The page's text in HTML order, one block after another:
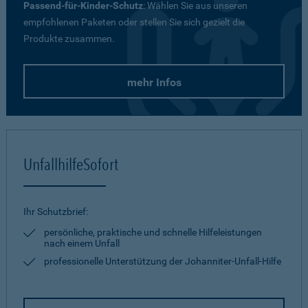
Passend-für-Kinder-Schutz: Wählen Sie aus unseren
empfohlenen Paketen oder stellen Sie sich gezielt die
Produkte zusammen.
mehr Infos
UnfallhilfeSofort
Ihr Schutzbrief:
persönliche, praktische und schnelle Hilfeleistungen
nach einem Unfall
professionelle Unterstützung der Johanniter-Unfall-Hilfe